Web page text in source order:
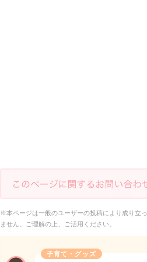
※本ページは一般のユーザーの投稿により成り立
ません。ご理解の上、ご活用ください。
子育て・グッズ